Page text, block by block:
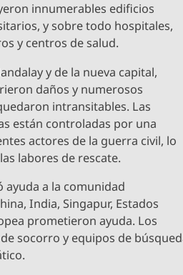
innumerables edificios
y sobre todo hospitales,
y centros de salud.
y de la nueva capital,
daños y numerosos
intransitables. Las
están controladas por una
actores de la guerra civil, lo
labores de rescate.
a la comunidad
India, Singapur, Estados
prometieron ayuda. Los
socorro y equipos de